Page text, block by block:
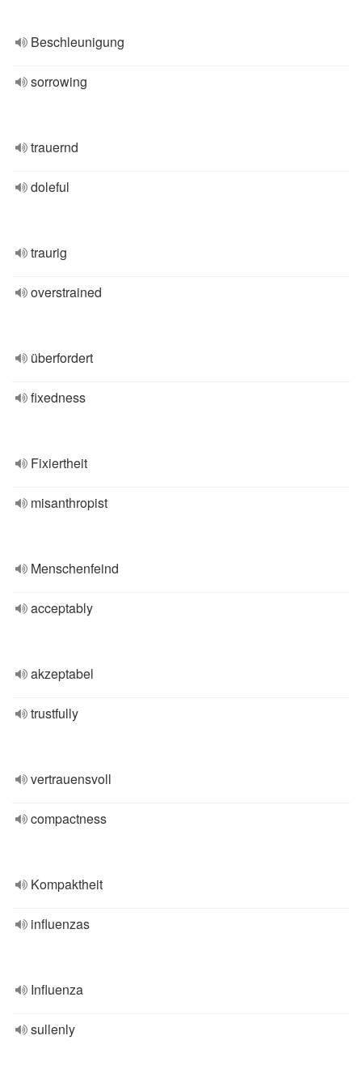
Beschleunigung
sorrowing
trauernd
doleful
traurig
overstrained
überfordert
fixedness
Fixiertheit
misanthropist
Menschenfeind
acceptably
akzeptabel
trustfully
vertrauensvoll
compactness
Kompaktheit
influenzas
Influenza
sullenly